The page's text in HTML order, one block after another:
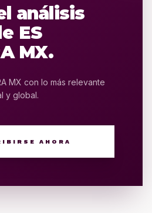
análisis
ES
MX.
MX con lo más relevante
y global.
AHORA